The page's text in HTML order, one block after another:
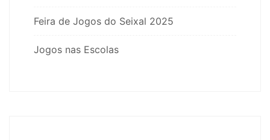
Feira de Jogos do Seixal 2025
Jogos nas Escolas